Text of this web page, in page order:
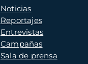
Noticias
Reportajes
Entrevistas
Campañas
Sala de prensa